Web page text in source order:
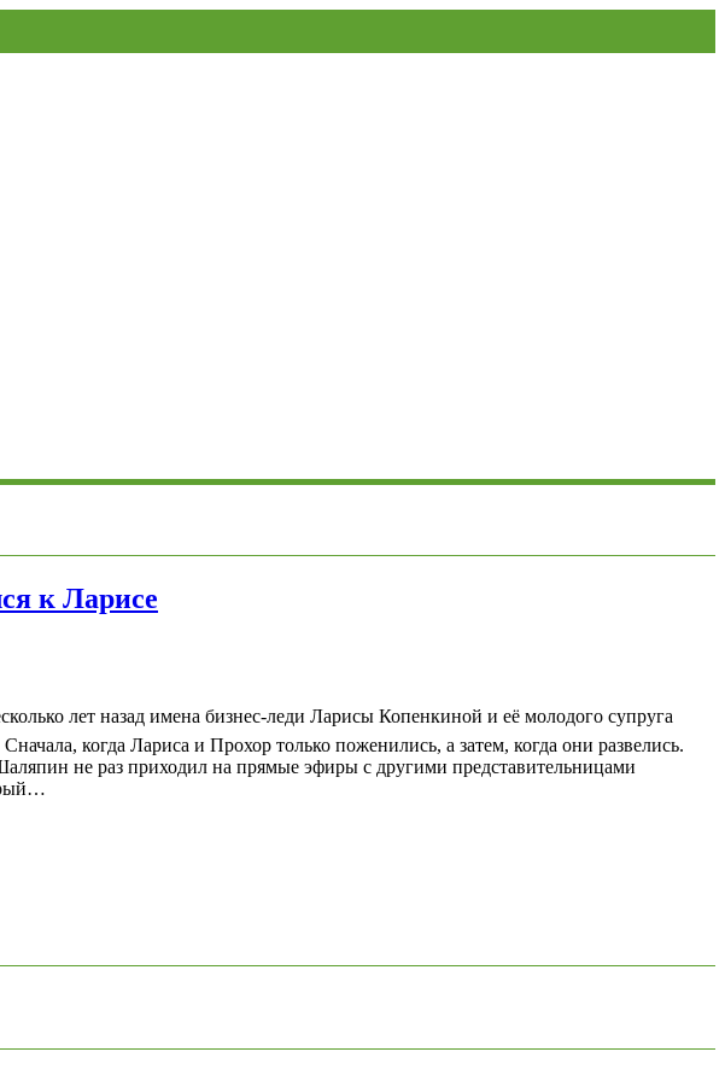
к Ларисе
лет назад имена бизнес-леди Ларисы Копенкиной и её молодого супруга
когда Лариса и Прохор только поженились, а затем, когда они развелись.
не раз приходил на прямые эфиры с другими представительницами